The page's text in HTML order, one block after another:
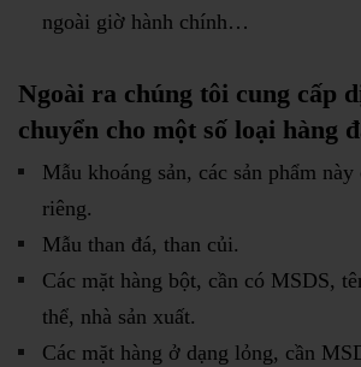
ngoài giờ hành chính…
Ngoài ra chúng tôi cung cấp
chuyển cho một số loại hàng
Mẫu khoáng sản, các sản phẩm
riêng.
Mẫu than đá, than củi.
Các mặt hàng bột, cần có MSDS,
thể, nhà sản xuất.
Các mặt hàng ở dạng lỏng, cần